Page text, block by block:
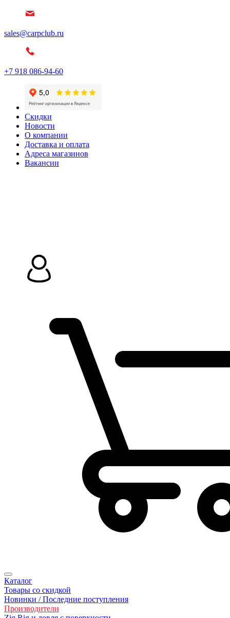
sales@carpclub.ru
+7 918 086-94-60
Скидки
Новости
О компании
Доставка и оплата
Адреса магазинов
Вакансии
Каталог
Товары со скидкой
Новинки / Последние поступления
Производители